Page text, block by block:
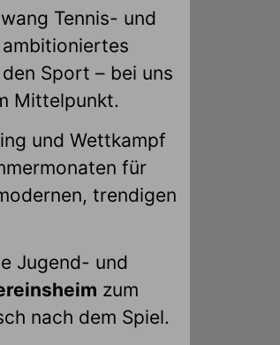
Tennis- und
Sport – bei uns
Mittelpunkt.
und Wettkampf
für
trendigen
Jugend- und
zum
nach dem Spiel.